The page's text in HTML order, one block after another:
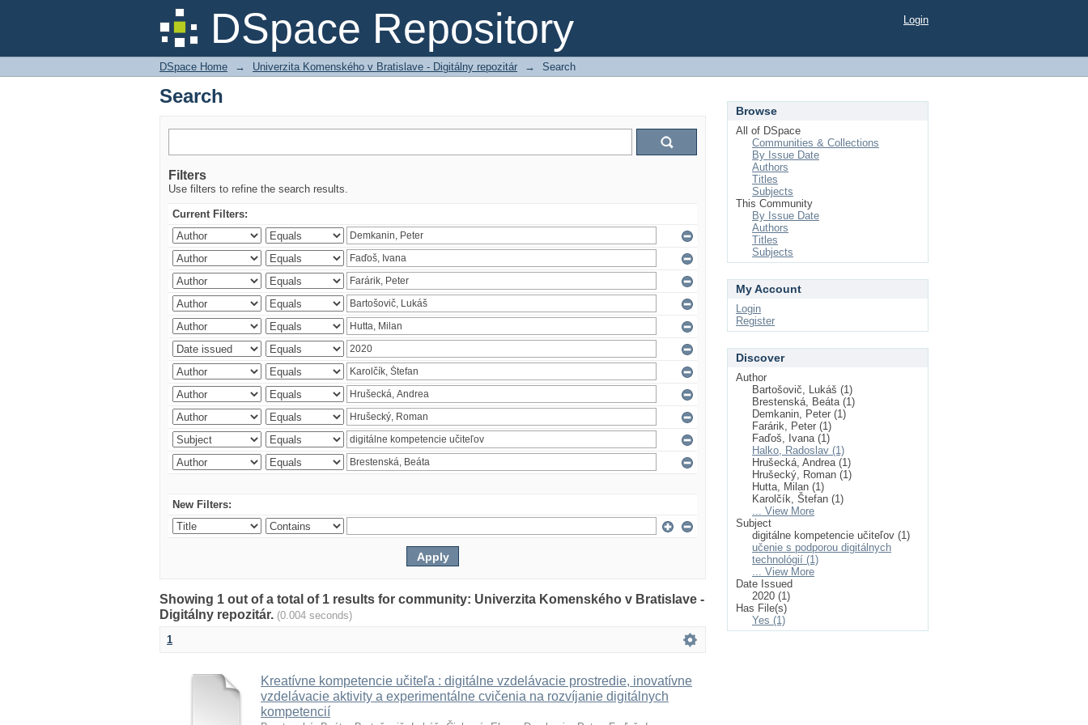
DSpace Repository
Search Login
DSpace Home → Univerzita Komenského v Bratislave - Digitálny repozitár → Search
Search
Filters
Use filters to refine the search results.
Current Filters:
New Filters:
Showing 1 out of a total of 1 results for community: Univerzita Komenského v Bratislave -
Digitálny repozitár. (0.004 seconds)
1
Kreatívne kompetencie učiteľa : digitálne vzdelávacie prostredie, inovatívne
vzdelávacie aktivity a experimentálne cvičenia na rozvíjanie digitálnych
kompetencií
Browse
All of DSpace
Communities & Collections
By Issue Date
Authors
Titles
Subjects
This Community
By Issue Date
Authors
Titles
Subjects
My Account
Login
Register
Discover
Author
Bartošovič, Lukáš (1)
Brestenská, Beáta (1)
Demkanin, Peter (1)
Farárik, Peter (1)
Faďoš, Ivana (1)
Halko, Radoslav (1)
Hrušecká, Andrea (1)
Hrušecký, Roman (1)
Hutta, Milan (1)
Karolčík, Štefan (1)
... View More
Subject
digitálne kompetencie učiteľov (1)
učenie s podporou digitálnych
technológií (1)
... View More
Date Issued
2020 (1)
Has File(s)
Yes (1)